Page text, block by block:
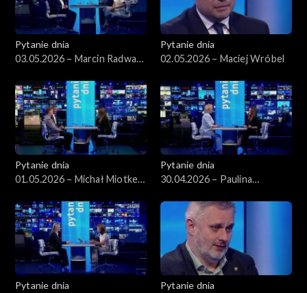
Pytanie dnia
03.05.2026 – Marcin Radwan-
Pytanie dnia
02.05.2026 – Maciej Wróbel
Pytanie dnia
01.05.2026 – Michał Miotke,
Pytanie dnia
30.04.2026 – Paulina
Pytanie dnia
Pytanie dnia